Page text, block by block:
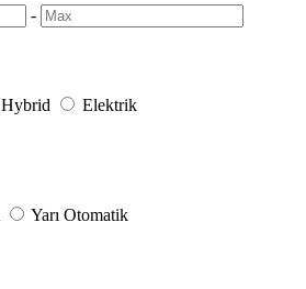
-
Hybrid Elektrik
Yarı Otomatik